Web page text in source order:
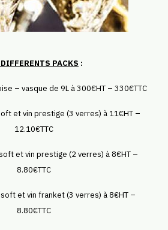
PACKS :
– vasque de 9L à 300€HT – 330€TTC
et vin prestige (3 verres) à 11€HT –
12.10€TTC
et vin prestige (2 verres) à 8€HT –
8.80€TTC
et vin franket (3 verres) à 8€HT –
8.80€TTC